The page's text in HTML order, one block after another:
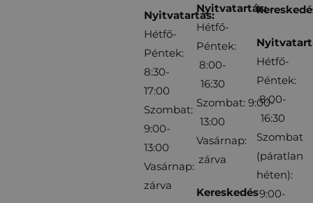
Nyitvatartás:
Hétfő-
Péntek:
8:30-
17:00
Szombat:
9:00-
13:00
Vasárnap:
zárva
Nyitvatartás:
Hétfő-
Péntek:
8:00-
16:30
Szombat: 9:00-
13:00
Vasárnap:
zárva
Kereskedés
Hétfő-
Péntek:
8:00-
16:30
Szombat
(páratlan
héten):
9:00-